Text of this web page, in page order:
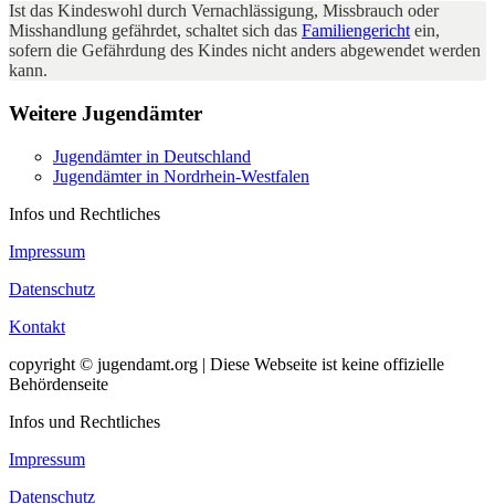
Ist das Kindeswohl durch Vernachlässigung, Missbrauch oder
Misshandlung gefährdet, schaltet sich das Familiengericht ein,
sofern die Gefährdung des Kindes nicht anders abgewendet werden
kann.
Weitere Jugendämter
Jugendämter in Deutschland
Jugendämter in Nordrhein-Westfalen
Infos und Rechtliches
Impressum
Datenschutz
Kontakt
copyright © jugendamt.org | Diese Webseite ist keine offizielle
Behördenseite
Infos und Rechtliches
Impressum
Datenschutz